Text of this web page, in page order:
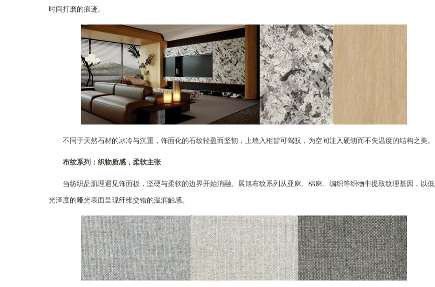
时间打磨的痕迹。
不同于天然石材的冰冷与沉重，饰面化的石纹轻盈而坚韧，上墙入柜皆可驾驭，为空间注入硬朗而不失温度的结构之美。
布纹系列：织物质感，柔软主张
当纺织品肌理遇见饰面板，坚硬与柔软的边界开始消融。展旭布纹系列从亚麻、棉麻、编织等织物中提取纹理基因，以低
光泽度的哑光表面呈现纤维交错的温润触感。